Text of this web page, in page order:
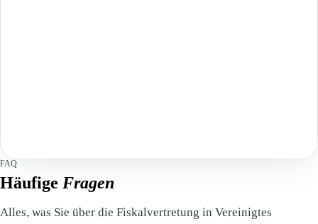
FAQ
Häufige Fragen
Alles, was Sie über die Fiskalvertretung in Vereinigtes